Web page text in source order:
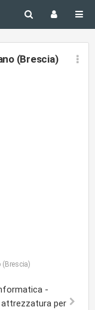
(Brescia)
(Brescia)
-
per